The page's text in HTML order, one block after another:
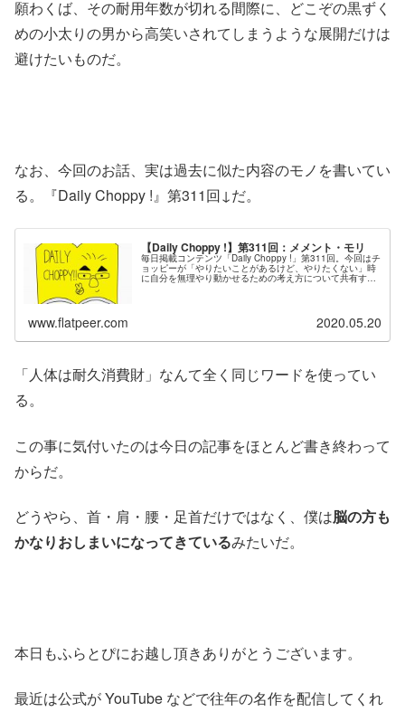
願わくば、その耐用年数が切れる間際に、どこぞの黒ずく
めの小太りの男から高笑いされてしまうような展開だけは
避けたいものだ。
なお、今回のお話、実は過去に似た内容のモノを書いてい
る。『Daily Choppy !』第311回↓だ。
【Daily Choppy !】第311回：メメント・モリ
毎日掲載コンテンツ「Daily Choppy !」第311回。今回はチ
ョッピーが「やりたいことがあるけど、やりたくない」時
に自分を無理やり動かせるための考え方について共有する
回です。
www.flatpeer.com 2020.05.20
「人体は耐久消費財」なんて全く同じワードを使ってい
る。
この事に気付いたのは今日の記事をほとんど書き終わって
からだ。
どうやら、首・肩・腰・足首だけではなく、僕は脳の方も
かなりおしまいになってきているみたいだ。
本日もふらとぴにお越し頂きありがとうございます。
最近は公式が YouTube などで往年の名作を配信してくれ